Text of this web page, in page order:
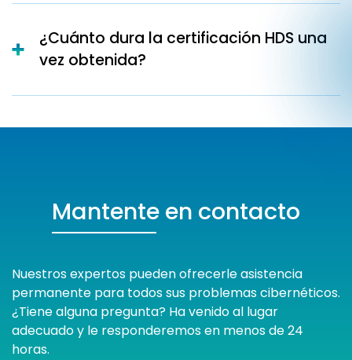
¿Cuánto dura la certificación HDS una
vez obtenida?
Mantente en contacto
Nuestros expertos pueden ofrecerle asistencia
permanente para todos sus problemas cibernéticos.
¿Tiene alguna pregunta? Ha venido al lugar
adecuado y le responderemos en menos de 24
horas.